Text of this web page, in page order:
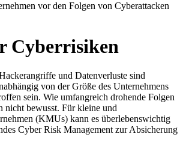
vor den Folgen von Cyberattacken
Cyberrisiken
und Datenverluste sind
von der Größe des Unternehmens
sein. Wie umfangreich drohende Folgen
nicht bewusst. Für kleine und
(KMUs) kann es überlebenswichtig
Cyber Risk Management zur Absicherung